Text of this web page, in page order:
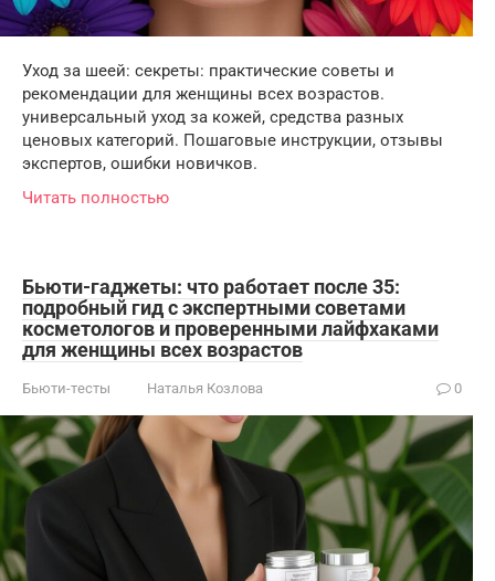
Уход за шеей: секреты: практические советы и
рекомендации для женщины всех возрастов.
универсальный уход за кожей, средства разных
ценовых категорий. Пошаговые инструкции, отзывы
экспертов, ошибки новичков.
Читать полностью
Бьюти-гаджеты: что работает после 35:
подробный гид с экспертными советами
косметологов и проверенными лайфхаками
для женщины всех возрастов
Бьюти-тесты Наталья Козлова 0